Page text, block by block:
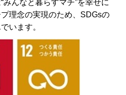
みんなと暮らすマチ”を幸せに
理念の実現のため、SDGsの
います。